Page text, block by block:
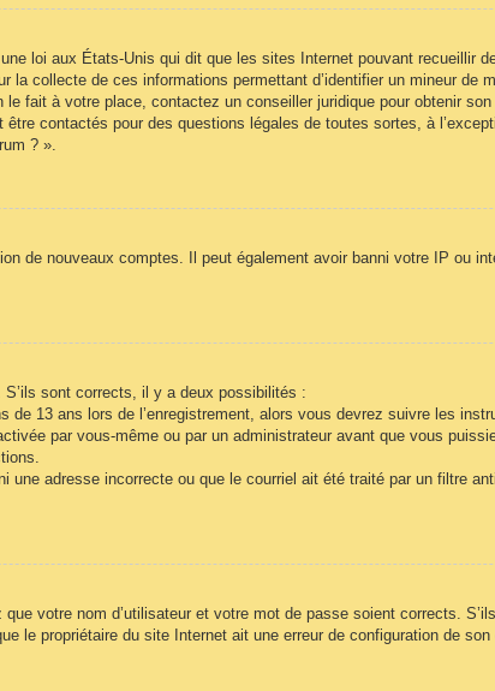
loi aux États-Unis qui dit que les sites Internet pouvant recueillir
la collecte de ces informations permettant d’identifier un mineur de
le fait à votre place, contactez un conseiller juridique pour obtenir
contactés pour des questions légales de toutes sortes, à
? ».
de nouveaux comptes. Il peut également avoir banni votre IP ou
sont corrects, il y a deux possibilités :
13 ans lors de l’enregistrement, alors vous devrez suivre les
par vous-même ou par un administrateur avant que vous
adresse incorrecte ou que le courriel ait été traité par un filtre
votre nom d’utilisateur et votre mot de passe soient corrects.
le propriétaire du site Internet ait une erreur de configuration de son